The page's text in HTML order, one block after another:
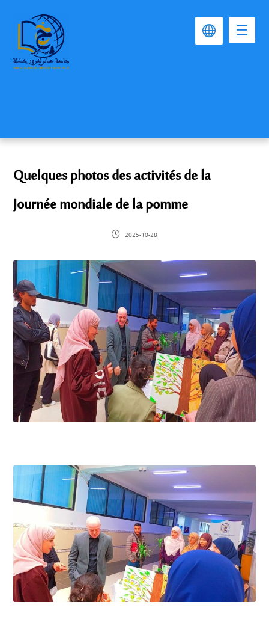
Quelques photos des activités de la
Journée mondiale de la pomme
2025-10-28